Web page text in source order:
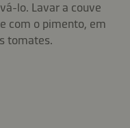
lo. Lavar a couve
com o pimento, em
tomates.